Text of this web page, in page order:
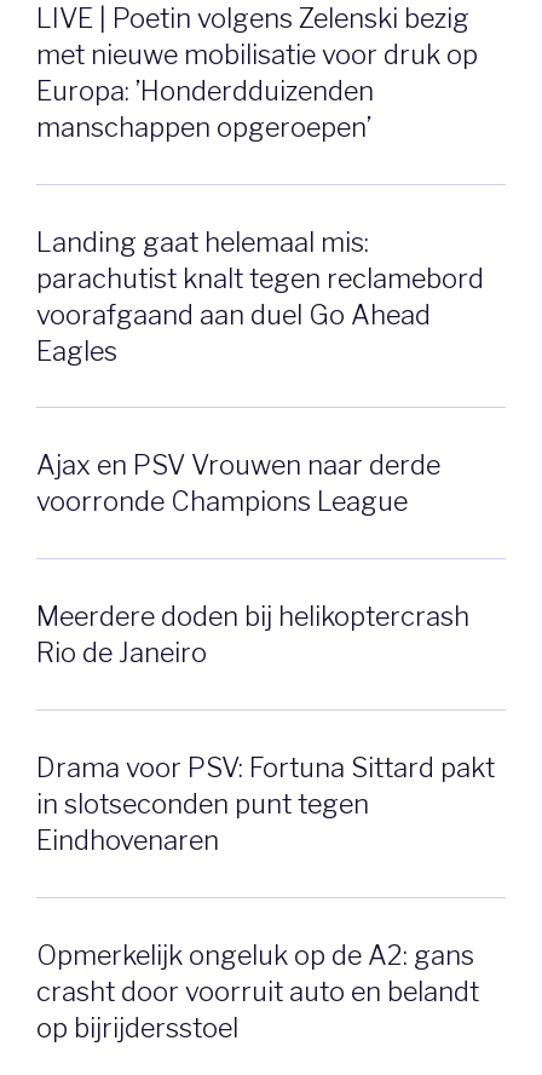
LIVE | Poetin volgens Zelenski bezig
met nieuwe mobilisatie voor druk op
Europa: ’Honderdduizenden
manschappen opgeroepen’
Landing gaat helemaal mis:
parachutist knalt tegen reclamebord
voorafgaand aan duel Go Ahead
Eagles
Ajax en PSV Vrouwen naar derde
voorronde Champions League
Meerdere doden bij helikoptercrash
Rio de Janeiro
Drama voor PSV: Fortuna Sittard pakt
in slotseconden punt tegen
Eindhovenaren
Opmerkelijk ongeluk op de A2: gans
crasht door voorruit auto en belandt
op bijrijdersstoel